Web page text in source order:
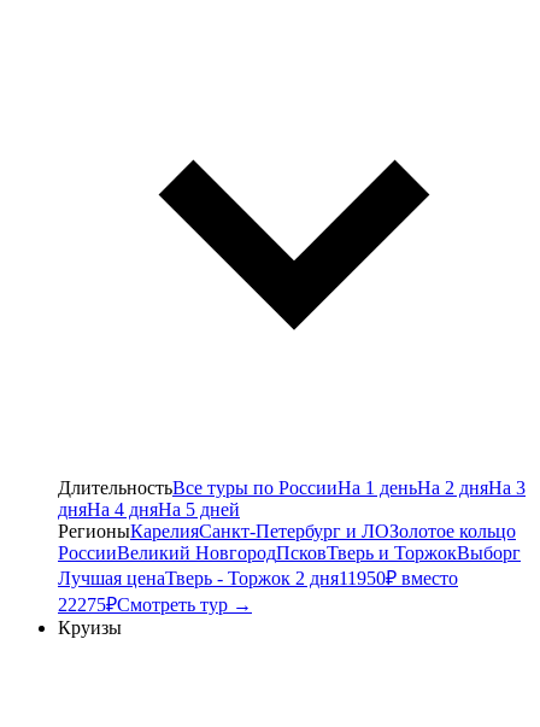
ДлительностьВсе туры по РоссииНа 1 деньНа 2 дняНа 3
дняНа 4 дняНа 5 дней
РегионыКарелияСанкт-Петербург и ЛОЗолотое кольцо
РоссииВеликий НовгородПсковТверь и ТоржокВыборг
Лучшая ценаТверь - Торжок 2 дня11950₽ вместо
22275₽Смотреть тур →
Круизы